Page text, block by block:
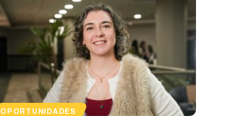
OPORTUNIDADES